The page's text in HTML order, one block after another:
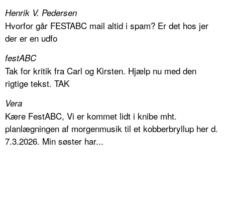
Henrik V. Pedersen
Hvorfor går FESTABC mail altid i spam? Er det hos jer
der er en udfo
festABC
Tak for kritik fra Carl og Kirsten. Hjælp nu med den
rigtige tekst. TAK
Vera
Kære FestABC, Vi er kommet lidt i knibe mht.
planlægningen af morgenmusik til et kobberbryllup her d.
7.3.2026. Min søster har...